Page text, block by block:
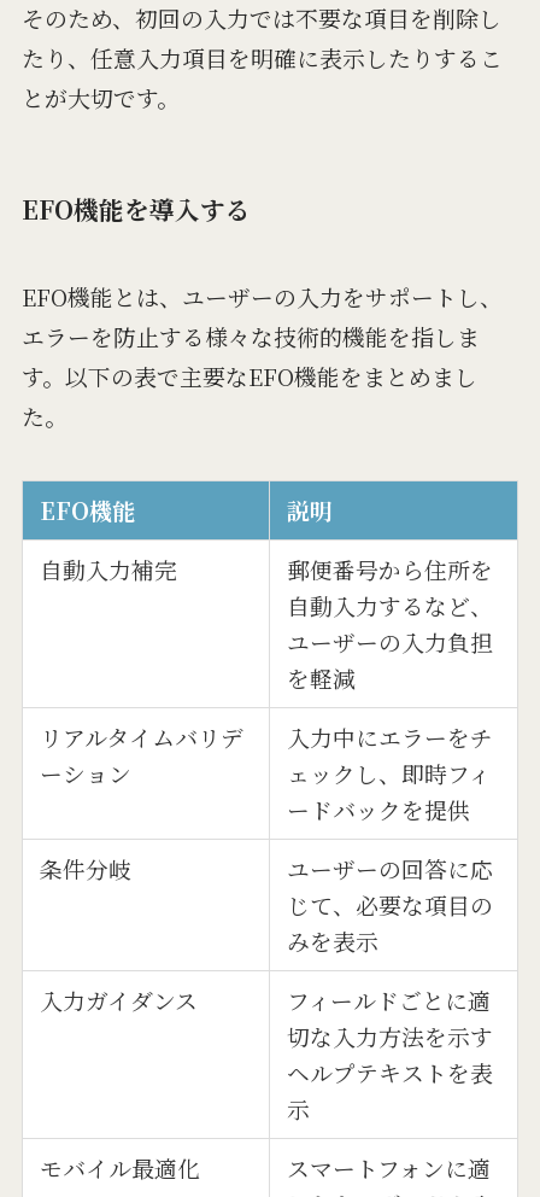
そのため、初回の入力では不要な項目を削除し
たり、任意入力項目を明確に表示したりするこ
とが大切です。
EFO機能を導入する
EFO機能とは、ユーザーの入力をサポートし、
エラーを防止する様々な技術的機能を指しま
す。以下の表で主要なEFO機能をまとめまし
た。
EFO機能
説明
自動入力補完
郵便番号から住所を
自動入力するなど、
ユーザーの入力負担
を軽減
リアルタイムバリデ
ーション
入力中にエラーをチ
ェックし、即時フィ
ードバックを提供
条件分岐
ユーザーの回答に応
じて、必要な項目の
みを表示
入力ガイダンス
フィールドごとに適
切な入力方法を示す
ヘルプテキストを表
示
モバイル最適化
スマートフォンに適